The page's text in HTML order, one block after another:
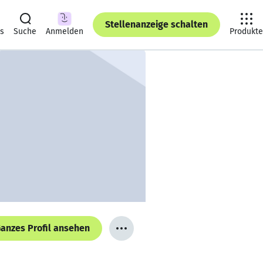
Suche Anmelden
Stellenanzeige schalten
Produkte
Profil ansehen